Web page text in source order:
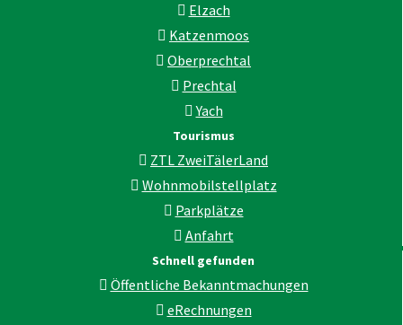
Elzach
Katzenmoos
Oberprechtal
Prechtal
Yach
Tourismus
ZTL ZweiTälerLand
Wohnmobilstellplatz
Parkplätze
Anfahrt
Schnell gefunden
Öffentliche Bekanntmachungen
eRechnungen